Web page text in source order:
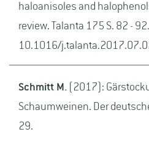
haloanisoles and
review. Talanta 175 S. 82 -
10.1016/
Schmitt M. (2017):
Schaumweinen. Der
29.